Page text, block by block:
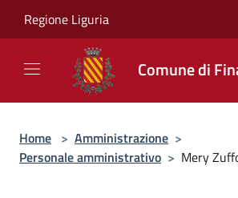
Regione Liguria
Comune di
Home > Amministrazione >
Personale amministrativo > Mery